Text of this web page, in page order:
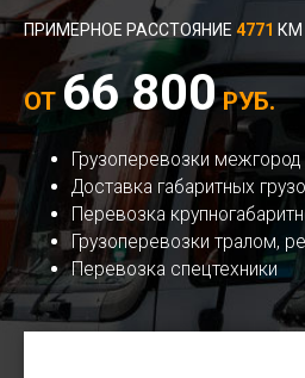
ПРИМЕРНОЕ РАССТОЯНИЕ 4771 КМ
ОТ 66 800РУБ.
Грузоперевозки межгород
Доставка габаритных
Перевозка
Грузоперевозки тралом,
Перевозка спецтехники